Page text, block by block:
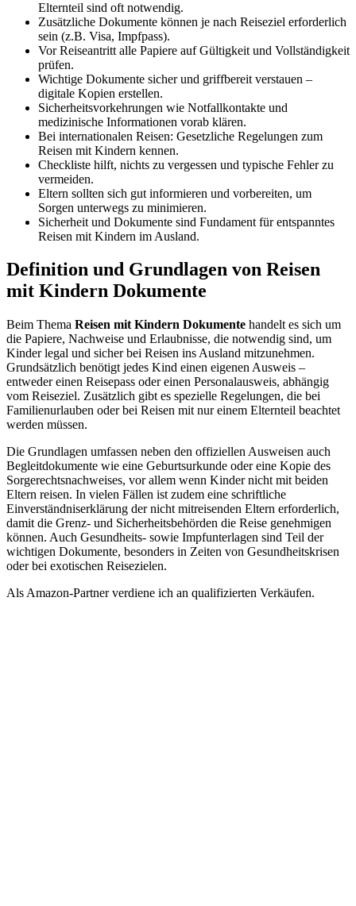
Elternteil sind oft notwendig.
Zusätzliche Dokumente können je nach Reiseziel erforderlich
sein (z.B. Visa, Impfpass).
Vor Reiseantritt alle Papiere auf Gültigkeit und Vollständigkeit
prüfen.
Wichtige Dokumente sicher und griffbereit verstauen –
digitale Kopien erstellen.
Sicherheitsvorkehrungen wie Notfallkontakte und
medizinische Informationen vorab klären.
Bei internationalen Reisen: Gesetzliche Regelungen zum
Reisen mit Kindern kennen.
Checkliste hilft, nichts zu vergessen und typische Fehler zu
vermeiden.
Eltern sollten sich gut informieren und vorbereiten, um
Sorgen unterwegs zu minimieren.
Sicherheit und Dokumente sind Fundament für entspanntes
Reisen mit Kindern im Ausland.
Definition und Grundlagen von Reisen
mit Kindern Dokumente
Beim Thema Reisen mit Kindern Dokumente handelt es sich um
die Papiere, Nachweise und Erlaubnisse, die notwendig sind, um
Kinder legal und sicher bei Reisen ins Ausland mitzunehmen.
Grundsätzlich benötigt jedes Kind einen eigenen Ausweis –
entweder einen Reisepass oder einen Personalausweis, abhängig
vom Reiseziel. Zusätzlich gibt es spezielle Regelungen, die bei
Familienurlauben oder bei Reisen mit nur einem Elternteil beachtet
werden müssen.
Die Grundlagen umfassen neben den offiziellen Ausweisen auch
Begleitdokumente wie eine Geburtsurkunde oder eine Kopie des
Sorgerechtsnachweises, vor allem wenn Kinder nicht mit beiden
Eltern reisen. In vielen Fällen ist zudem eine schriftliche
Einverständniserklärung der nicht mitreisenden Eltern erforderlich,
damit die Grenz- und Sicherheitsbehörden die Reise genehmigen
können. Auch Gesundheits- sowie Impfunterlagen sind Teil der
wichtigen Dokumente, besonders in Zeiten von Gesundheitskrisen
oder bei exotischen Reisezielen.
Als Amazon-Partner verdiene ich an qualifizierten Verkäufen.